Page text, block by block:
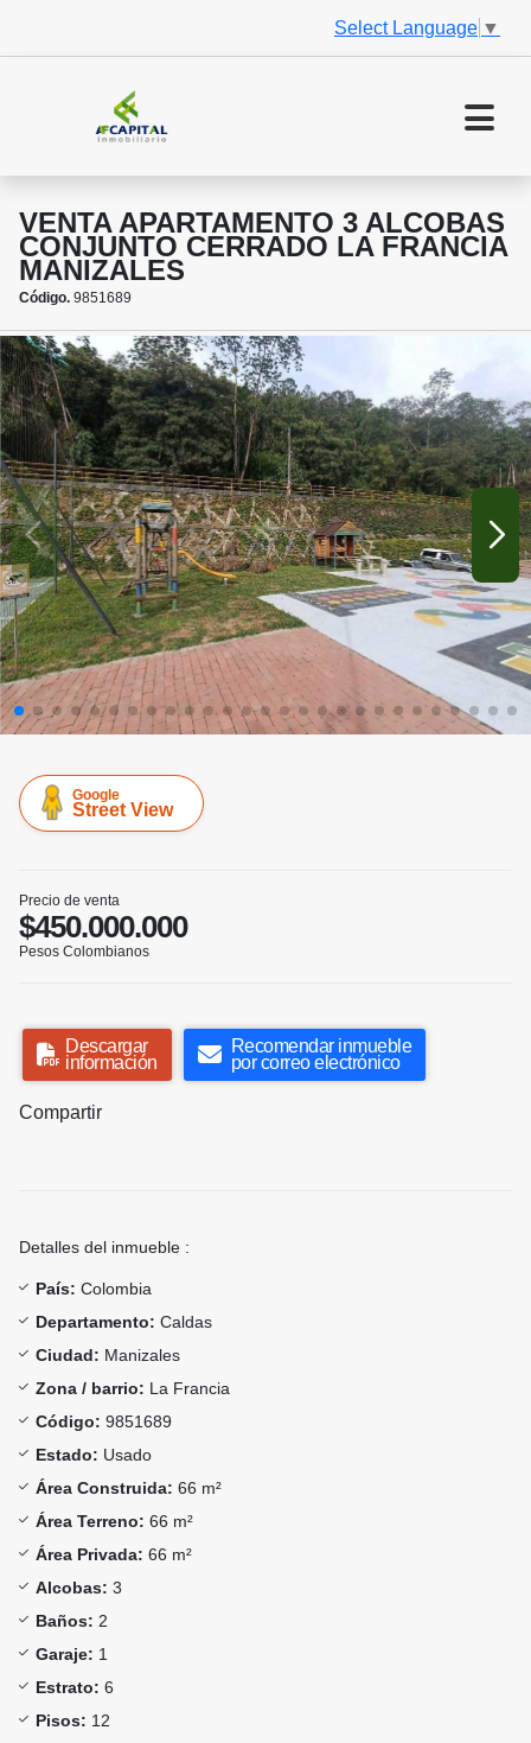
Select Language ▼
VENTA APARTAMENTO 3 ALCOBAS
CONJUNTO CERRADO LA FRANCIA
MANIZALES
Código. 9851689
Google
Street View
Precio de venta
$450.000.000
Pesos Colombianos
Descargar
información
Recomendar inmueble
por correo electrónico
Compartir
Detalles del inmueble :
País: Colombia
Departamento: Caldas
Ciudad: Manizales
Zona / barrio: La Francia
Código: 9851689
Estado: Usado
Área Construida: 66 m²
Área Terreno: 66 m²
Área Privada: 66 m²
Alcobas: 3
Baños: 2
Garaje: 1
Estrato: 6
Pisos: 12